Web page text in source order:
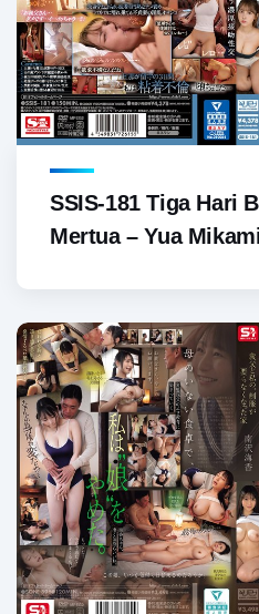
SSIS-181 Tiga Hari
Mertua – Yua